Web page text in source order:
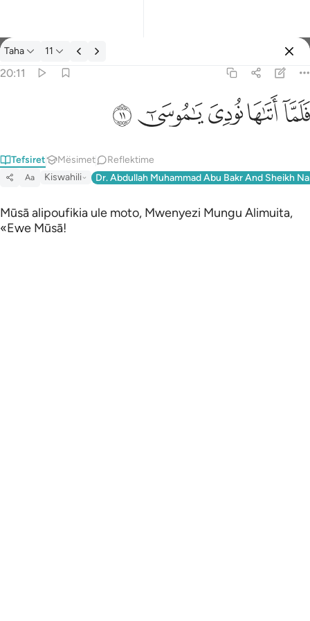
Tefsir: Taha 20:11
Taha 11
20:11
فَلَمَّآ أَتَىٰهَا نُودِىَ يَـٰمُوسَىٰٓ ١١
ﲵﲶﲷﲸﲹ
Tefsiret Mësimet Reflektime
Aa Kiswahili Dr. Abdullah Muhammad Abu Bakr And Sheikh
Mūsā alipoufikia ule moto, Mwenyezi Mungu Alimuita,
«Ewe Mūsā!